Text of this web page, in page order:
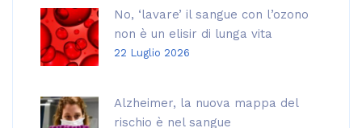
No, ‘lavare’ il sangue con l’ozono
non è un elisir di lunga vita
22 Luglio 2026
Alzheimer, la nuova mappa del
rischio è nel sangue